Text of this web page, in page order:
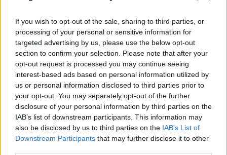
If you wish to opt-out of the sale, sharing to third parties, or
processing of your personal or sensitive information for
targeted advertising by us, please use the below opt-out
section to confirm your selection. Please note that after your
opt-out request is processed you may continue seeing
interest-based ads based on personal information utilized by
us or personal information disclosed to third parties prior to
your opt-out. You may separately opt-out of the further
disclosure of your personal information by third parties on the
IAB’s list of downstream participants. This information may
also be disclosed by us to third parties on the IAB’s List of
Downstream Participants that may further disclose it to other
Szendwich
11 éve
A videó óta nem kicsit átalakult az autó. A régi
csíklámpás hátsó helyett facelisft-es van már, újra
van fényezve, stb. Akinek van kedve a Facebook-on
tudja követni a srácot és az autóit:
www.facebook.com/pages/Martinssonracingse/1319
82156866557